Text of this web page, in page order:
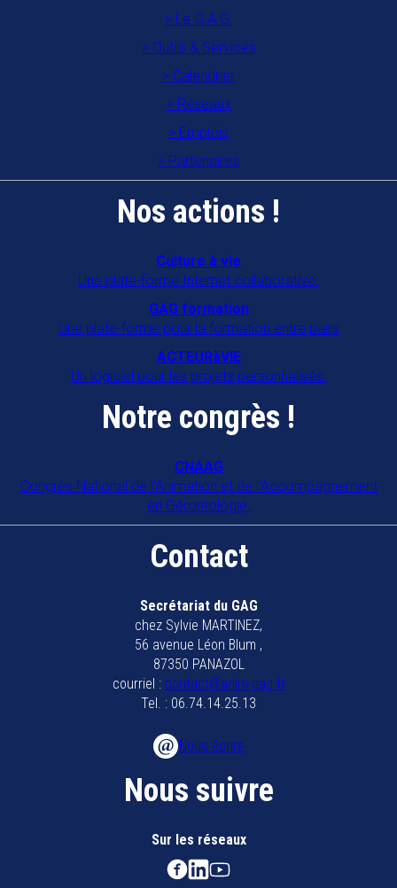
Le G.A.G.
Outils & Services
Calendrier
Réseaux
Emplois
Partenaires
Nos actions !
Culture à vie
Une plate-forme Internet collaborative.
GAG formation
Une plate-forme pour la formation entre pairs
ACTEURàVIE
Un logiciel pour les projets personnalisés.
Notre congrès !
CNAAG
Congrès National de l'Animation et de l'Accompagnement
en Gérontologie.
Contact
Secrétariat du GAG
chez Sylvie MARTINEZ,
56 avenue Léon Blum ,
87350 PANAZOL
courriel : contact@anim-gag.fr
Tel. : 06.74.14.25.13
Nous écrire
Nous suivre
Sur les réseaux